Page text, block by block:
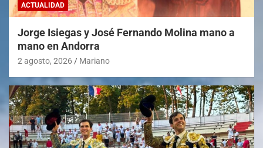
ACTUALIDAD
Jorge Isiegas y José Fernando Molina mano a
mano en Andorra
2 agosto, 2026 Mariano